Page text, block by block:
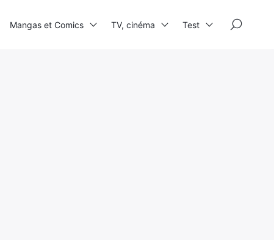
Mangas et Comics TV, cinéma Test